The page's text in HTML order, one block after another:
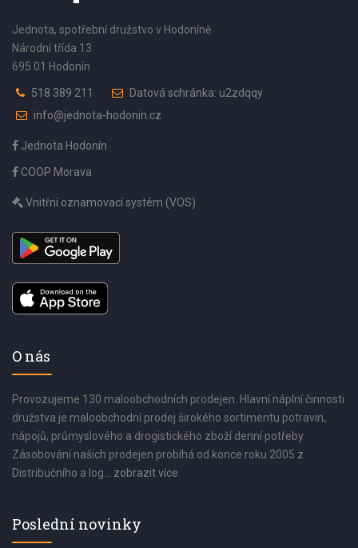
Jednota, spotřební družstvo v Hodoníně
Národní třída 13
695 01 Hodonín
518 389 211
Datová schránka: u2zdqqy
info@jednota-hodonin.cz
Jednota Hodonín
COOP Morava
Vnitřní oznamovací systém (VOS)
O nás
Provozujeme 130 maloobchodních prodejen. Hlavní náplní činnosti
družstva je maloobchodní prodej širokého sortimentu potravin,
nápojů, průmyslového a drogistického zboží denní potřeby.
Zásobování našich prodejen probíhá od konce roku 2005 z
Distribučního a log... zobrazit více
Poslední novinky